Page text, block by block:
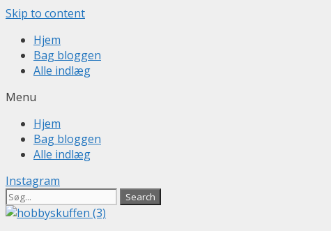
Skip to content
Hjem
Bag bloggen
Alle indlæg
Menu
Hjem
Bag bloggen
Alle indlæg
Instagram
Search